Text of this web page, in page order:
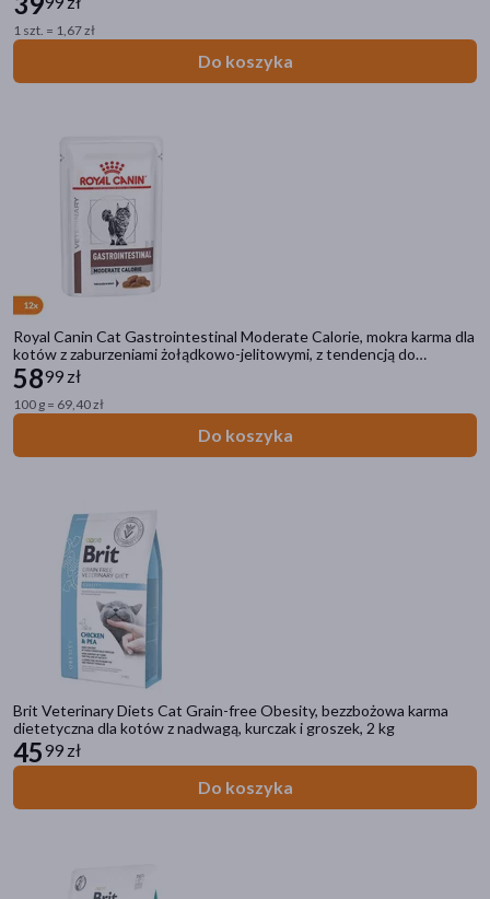
1 szt. = 1,67 zł
Do koszyka
Royal Canin Cat Gastrointestinal Moderate Calorie, mokra karma dla
kotów z zaburzeniami żołądkowo-jelitowymi, z tendencją do
nadwagi, saszetka, 85 g x 12 szt.
5899 zł
100 g = 69,40 zł
Do koszyka
Brit Veterinary Diets Cat Grain-free Obesity, bezzbożowa karma
dietetyczna dla kotów z nadwagą, kurczak i groszek, 2 kg
4599 zł
Do koszyka